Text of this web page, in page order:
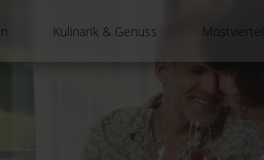
Kulinarik & Genuss Mostviertel